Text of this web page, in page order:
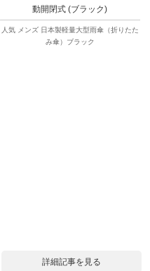
動開閉式 (ブラック)
人気 メンズ 日本製軽量大型雨傘（折りたた
み傘）ブラック
詳細記事を見る